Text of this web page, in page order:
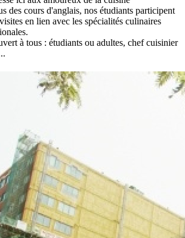
des cours d'anglais, nos étudiants participent
en lien avec les spécialités culinaires
à tous : étudiants ou adultes, chef cuisinier